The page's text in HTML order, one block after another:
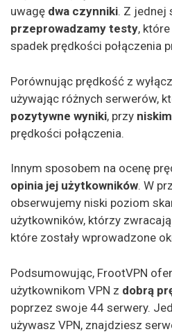
uwagę dwa czynniki. Z jednej
przeprowadzamy testy,
spadek prędkości połączenia
Porównując prędkość z
używając różnych serwerów,
pozytywne wyniki, przy niskim
prędkości połączenia.
Innym sposobem na ocenę
opinia jej użytkowników. W
obserwujemy niski poziom
użytkowników, którzy
które zostały wprowadzone
Podsumowując, FrootVPN
użytkownikom VPN z dobrą
poprzez swoje 44 serwery.
używasz VPN, znajdziesz